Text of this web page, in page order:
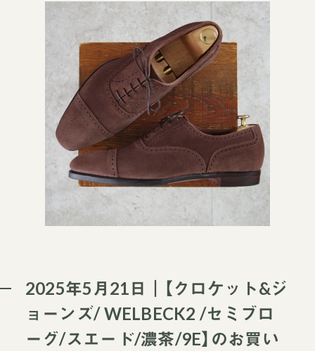
2025年5月21日｜【クロケット&ジ
ョーンズ/ WELBECK2 /セミブロ
ーグ/スエード/濃茶/9E】のお買い